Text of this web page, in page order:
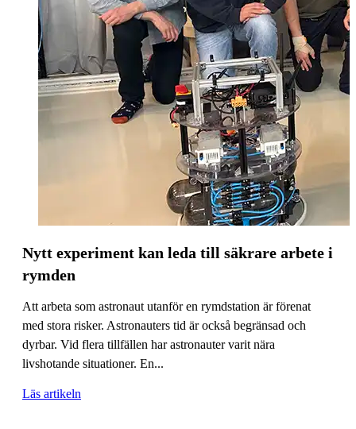
Nytt experiment kan leda till säkrare arbete i
rymden
Att arbeta som astronaut utanför en rymdstation är förenat
med stora risker. Astronauters tid är också begränsad och
dyrbar. Vid flera tillfällen har astronauter varit nära
livshotande situationer. En...
Läs artikeln